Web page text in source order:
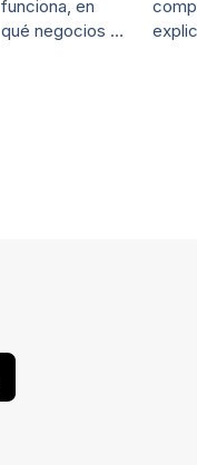
funciona, en
qué negocios …